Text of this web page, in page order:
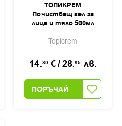
ТОПИКРЕМ
Почистващ гел за
лице и тяло 500мл
Topicrem
14.80 €/28.95 лв.
ПОРЪЧАЙ